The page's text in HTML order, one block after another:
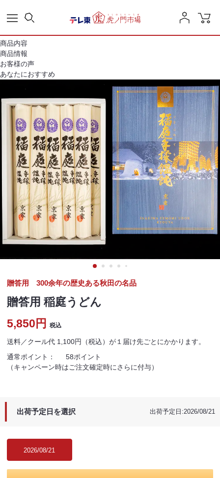
商品内容
商品情報
お客様の声
あなたにおすすめ
贈答用 稲庭うどん
贈答用 300余年の歴史ある秋田の名品
5,850円 税込
通常ポイント：
58ポイント
（キャンペーン時はご注文確定時にさらに付与）
送料／クール代 1,100円（税込）が１届け先ごとにかかります。
出荷予定日を選択 出荷予定日:2026/08/21
2026/08/21